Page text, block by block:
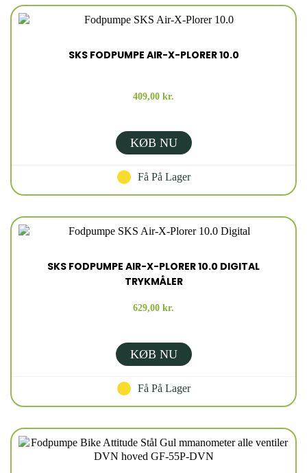
SKS FODPUMPE AIR-X-PLORER 10.0
409,00 kr.
KØB NU
Få På Lager
SKS FODPUMPE AIR-X-PLORER 10.0 DIGITAL
TRYKMÅLER
629,00 kr.
KØB NU
Få På Lager